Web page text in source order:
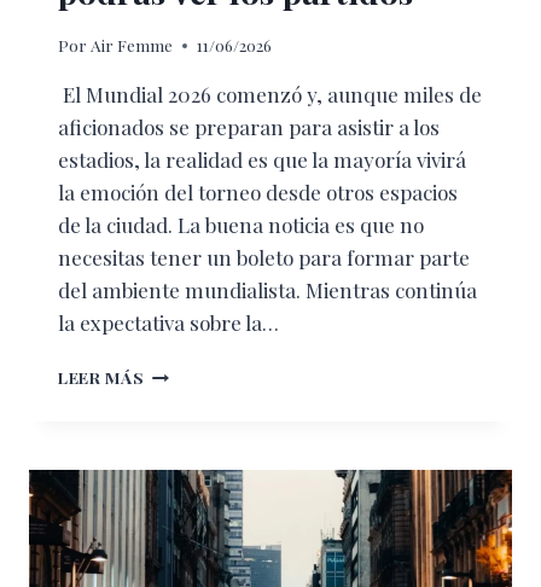
Por Air Femme 11/06/2026
El Mundial 2026 comenzó y, aunque miles de
aficionados se preparan para asistir a los
estadios, la realidad es que la mayoría vivirá
la emoción del torneo desde otros espacios
de la ciudad. La buena noticia es que no
necesitas tener un boleto para formar parte
del ambiente mundialista. Mientras continúa
la expectativa sobre la…
LEER MÁS MUNDIAL
9
FAN
ZONES
GRATUITAS
DONDE